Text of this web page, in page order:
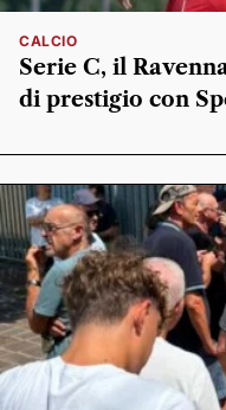
CALCIO
Serie C, il
di prestigio con